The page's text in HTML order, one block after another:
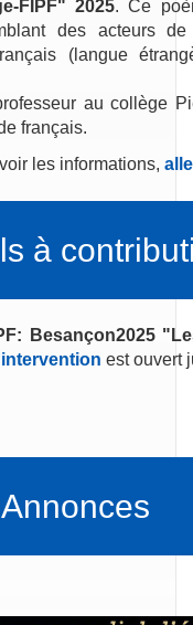
FIPF" 2025. Ce
des acteurs
(langue
au collège
français.
les informations,
à
Besançon2025
est ouvert
Annonces